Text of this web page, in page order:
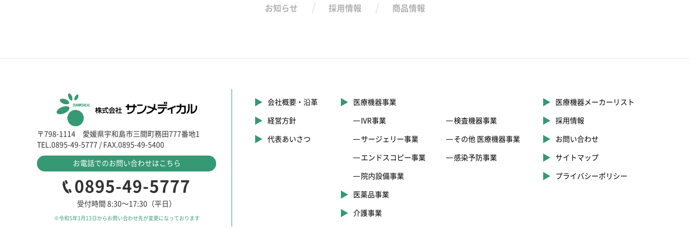
お知らせ 採用情報 商品情報
〒798-1114 愛媛県宇和島市三間町務田777番地1
TEL.0895-49-5777 / FAX.0895-49-5400
お電話でのお問い合わせはこちら
0895-49-5777
受付時間 8:30〜17:30（平日）
※令和5年3月13日からお問い合わせ先が変更になっております
会社概要・沿革
経営方針
代表あいさつ
医療機器事業
IVR事業
サージェリー事業
エンドスコピー事業
院内設備事業
検査機器事業
その他 医療機器事業
感染予防事業
医薬品事業
介護事業
医療機器メーカーリスト
採用情報
お問い合わせ
サイトマップ
プライバシーポリシー